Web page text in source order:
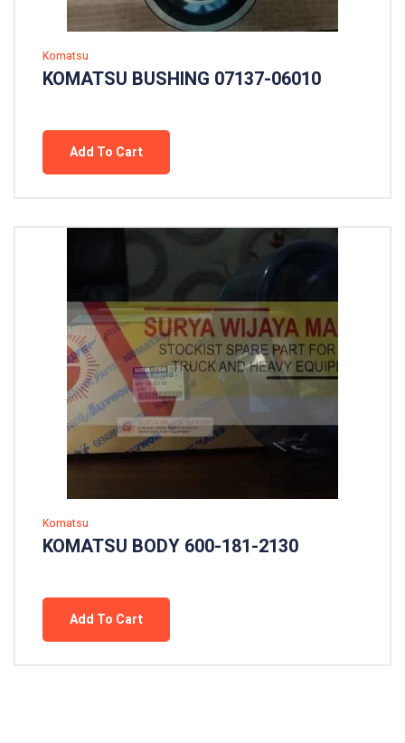
Komatsu
KOMATSU BUSHING 07137-06010
Add To Cart
Komatsu
KOMATSU BODY 600-181-2130
Add To Cart